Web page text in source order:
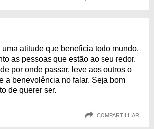
uma atitude que beneficia todo mundo,
as pessoas que estão ao seu redor.
por onde passar, leve aos outros o
a benevolência no falar. Seja bom
de querer ser.
COMPARTILHAR